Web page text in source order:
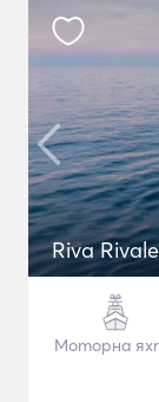
Riva
Моторна